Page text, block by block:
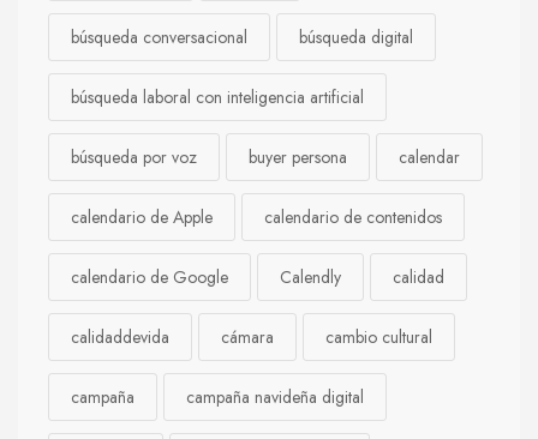
búsqueda conversacional búsqueda digital
búsqueda laboral con inteligencia artificial
búsqueda por voz buyer persona calendar
calendario de Apple calendario de contenidos
calendario de Google Calendly calidad
calidaddevida cámara cambio cultural
campaña campaña navideña digital